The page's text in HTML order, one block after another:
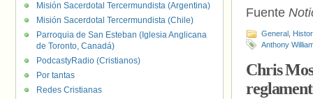
Fuente
General
Anthony
Chris
Misión Sacerdotal Tercermundista (Argentina)
Misión Sacerdotal Tercermundista (Chile)
Parroquia de San Esteban (Iglesia Anglicana
de Toronto, Canadá)
PodcastyRadio (Cristianos)
Por tantas
Redes Cristianas